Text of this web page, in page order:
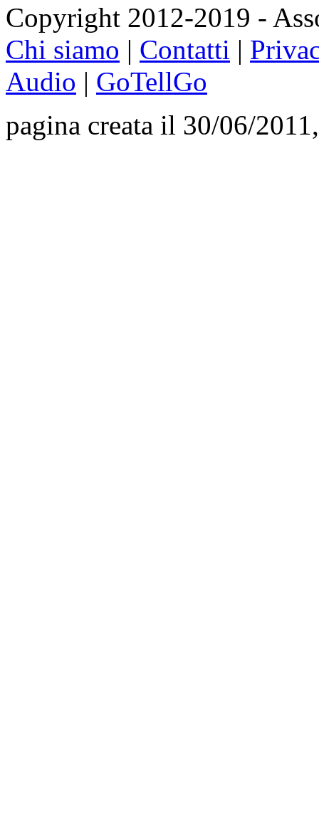
Copyright 2012-2019 -
Chi siamo | Contatti |
Audio | GoTellGo
pagina creata il 30/06/